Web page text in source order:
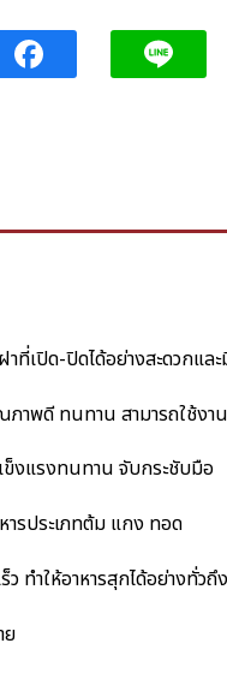
ที่เปิด-ปิดได้อย่างสะดวกแล
ภาพดี ทนทาน สามารถใช้งา
ข็งแรงทนทาน จับกระชับมือ
ารประเภทต้ม แกง ทอด
ว ทำให้อาหารสุกได้อย่างทั่วถึง
ย